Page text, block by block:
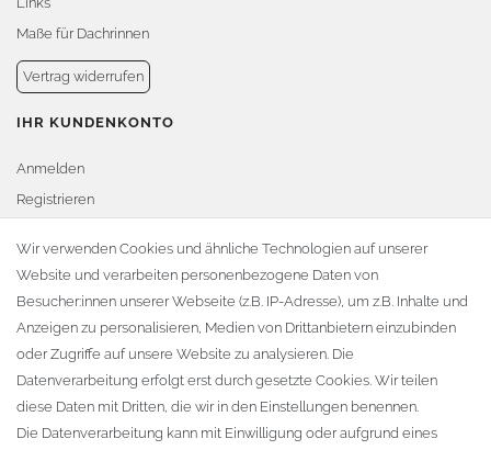
Maße für Dachrinnen
Vertrag widerrufen
IHR KUNDENKONTO
Anmelden
Registrieren
Warenkorb
Zur Kasse
KONTAKT
Fa. Steffen Jost
Söbrigener Weg 50
D-01796 Pirna
Wir verwenden Cookies und ähnliche Technologien auf unserer
Website und verarbeiten personenbezogene Daten von
Besucher:innen unserer Webseite (z.B. IP-Adresse), um z.B. Inhalte und
Anzeigen zu personalisieren, Medien von Drittanbietern einzubinden
oder Zugriffe auf unsere Website zu analysieren. Die
Datenverarbeitung erfolgt erst durch gesetzte Cookies. Wir teilen
diese Daten mit Dritten, die wir in den Einstellungen benennen.
Die Datenverarbeitung kann mit Einwilligung oder aufgrund eines